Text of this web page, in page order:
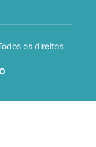
os direitos